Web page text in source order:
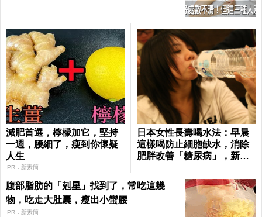
減肥首選，檸檬加它，堅持
一週，腰細了，瘦到你懷疑
人生
PR．新素簡
日本女性長壽喝水法：早晨
這樣喝防止細胞缺水，消除
肥胖改善「糖尿病」，新陳
腹部脂肪的「剋星」找到了，常吃這幾
物，吃走大肚囊，瘦出小蠻腰
PR．新素簡